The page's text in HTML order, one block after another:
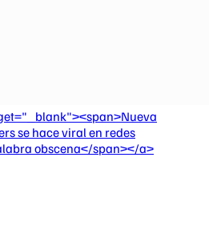
se hace viral en redes
obscena</span></a>